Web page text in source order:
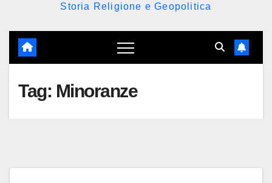
Storia Religione e Geopolitica
Tag: Minoranze